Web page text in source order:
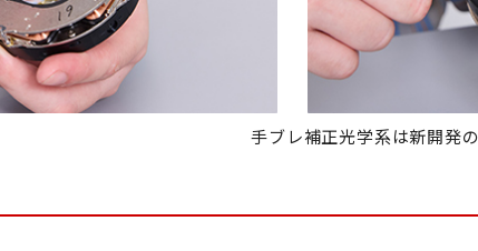
手ブレ補正光学系は新開発